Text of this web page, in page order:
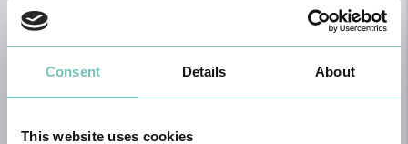
Consent Details About
This website uses cookies
Para a realização destas cirurgias, por vezes é
necessário efetuar alguns exames:
Audiometria Tonal; Audiometria Vocal; Impedanciometria com
Cerebral; Raio X do Cavum Faríngeo; TAC dos ouvidos, nariz e
Endoscopia Laríngea e Exames de vertigem.